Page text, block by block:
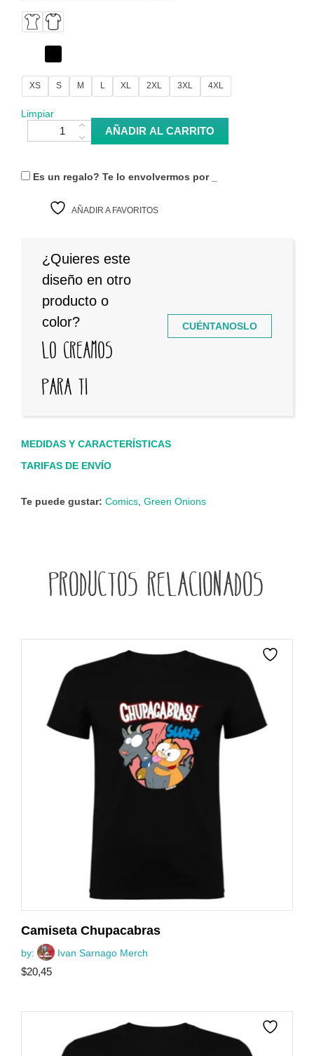
XS S M L XL 2XL 3XL 4XL
Limpiar
Camiseta Leticia Kû - Green Onions cantidad
AÑADIR AL CARRITO
Es un regalo? Te lo envolvermos por
AÑADIR A FAVORITOS
¿Quieres este
diseño en otro
producto o
color?
Lo creamos
para ti
CUÉNTANOSLO
MEDIDAS Y CARACTERÍSTICAS
TARIFAS DE ENVÍO
Te puede gustar: Comics Green Onions
Productos relacionados
Camiseta Chupacabras
by: Ivan Sarnago Merch
$20,45